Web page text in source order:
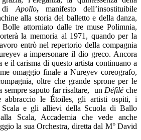
di Apollo, manifesto dell’insostituibile
alla storia del balletto e della danza,
Bolle attorniato dalle tre muse Polimnia,
la memoria al 1971, quando per la
entrò nel repertorio della compagnia
a impersonare il dio greco. Ancora
il carisma di questo artista continuano a
omaggio finale a Nureyev coreografo,
oltre che grande sprone per le
sempre saputo far risaltare, un Défiléche
abbraccio le Étoiles, gli artisti ospiti, i
e gli allievi della Scuola di Ballo
Scala, Accademia che vede anche
la sua Orchestra, diretta dal M° David